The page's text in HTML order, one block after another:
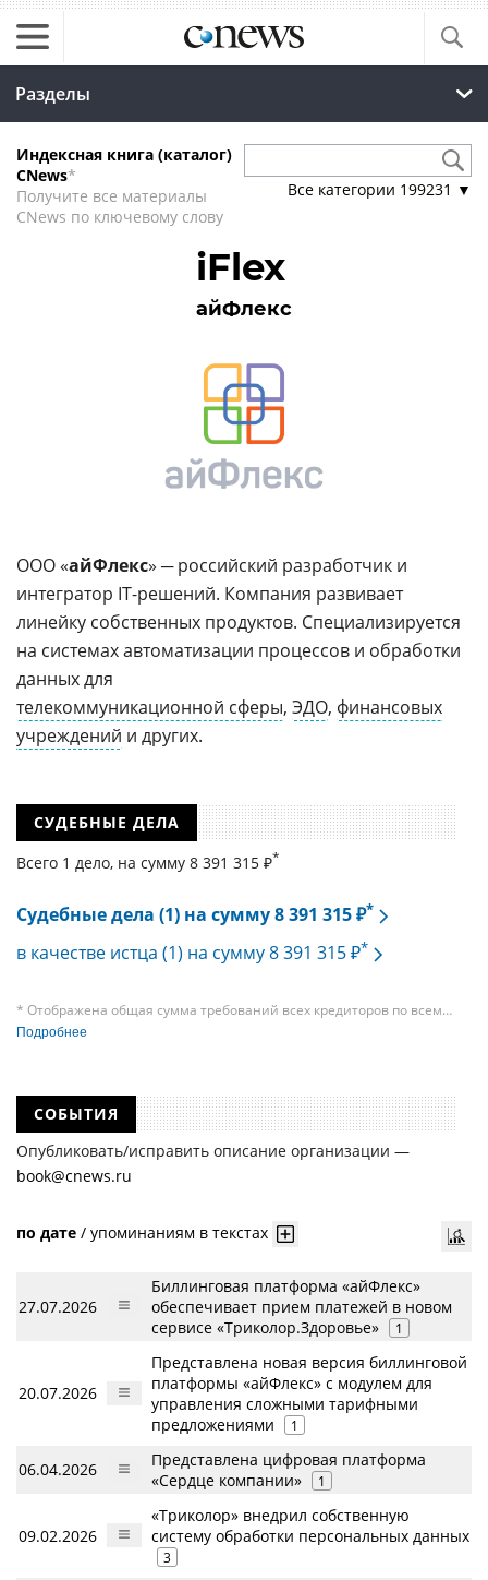
Разделы
Индексная книга (каталог)
CNews*
Получите все материалы
CNews по ключевому слову
Все категории 199231 ▼
iFlex
айФлекс
ООО «айФлекс» ─ российский разработчик и
интегратор IT-решений. Компания развивает
линейку собственных продуктов. Специализируется
на системах автоматизации процессов и обработки
данных для
телекоммуникационной сферы, ЭДО, финансовых
учреждений и других.
СУДЕБНЫЕ ДЕЛА
Всего 1 дело, на cумму 8 391 315 ₽*
Судебные дела (1) на сумму 8 391 315 ₽*
в качестве истца (1) на сумму 8 391 315 ₽*
* Отображена общая сумма требований всех кредиторов по всем
судебным делам, в рамках которых компания подавала требования
в одном таком деле может быть несколько десятков, а размеры сумм
требований одних могут быть больше или меньше размеров
Подробнее
СОБЫТИЯ
Опубликовать/исправить описание организации —
book@cnews.ru
по дате / упоминаниям в текстах
27.07.2026
Биллинговая платформа «айФлекс»
обеспечивает прием платежей в новом
сервисе «Триколор.Здоровье»
1
20.07.2026
Представлена новая версия биллинговой
платформы «айФлекс» с модулем для
управления сложными тарифными
предложениями
1
06.04.2026
Представлена цифровая платформа
«Сердце компании»
1
09.02.2026
«Триколор» внедрил собственную
систему обработки персональных данных
3